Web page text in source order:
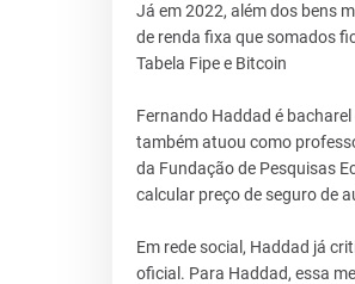
Já em 2022, além dos bens
de renda fixa que somados
Tabela Fipe e Bitcoin
Fernando Haddad é
também atuou como
da Fundação de Pesquisas
calcular preço de seguro de
Em rede social, Haddad já
oficial. Para Haddad, essa